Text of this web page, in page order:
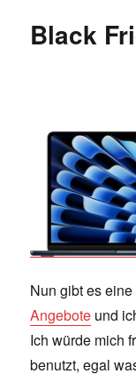
Black
Nun gibt es
Angebote und
Ich würde mich
benutzt, egal